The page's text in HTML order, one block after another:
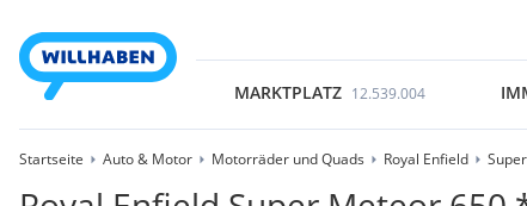
MARKTPLATZ 12.539.004
Startseite Auto & Motor Motorräder und Quads Royal Enfield